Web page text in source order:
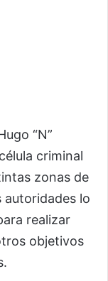
“N”
criminal
zonas de
autoridades lo
realizar
objetivos